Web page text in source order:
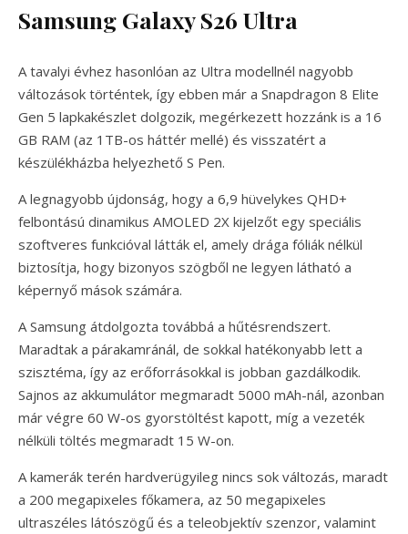
Samsung Galaxy S26 Ultra
A tavalyi évhez hasonlóan az Ultra modellnél nagyobb
változások történtek, így ebben már a Snapdragon 8 Elite
Gen 5 lapkakészlet dolgozik, megérkezett hozzánk is a 16
GB RAM (az 1TB-os háttér mellé) és visszatért a
készülékházba helyezhető S Pen.
A legnagyobb újdonság, hogy a 6,9 hüvelykes QHD+
felbontású dinamikus AMOLED 2X kijelzőt egy speciális
szoftveres funkcióval látták el, amely drága fóliák nélkül
biztosítja, hogy bizonyos szögből ne legyen látható a
képernyő mások számára.
A Samsung átdolgozta továbbá a hűtésrendszert.
Maradtak a párakamránál, de sokkal hatékonyabb lett a
szisztéma, így az erőforrásokkal is jobban gazdálkodik.
Sajnos az akkumulátor megmaradt 5000 mAh-nál, azonban
már végre 60 W-os gyorstöltést kapott, míg a vezeték
nélküli töltés megmaradt 15 W-on.
A kamerák terén hardverügyileg nincs sok változás, maradt
a 200 megapixeles főkamera, az 50 megapixeles
ultraszéles látószögű és a teleobjektív szenzor, valamint